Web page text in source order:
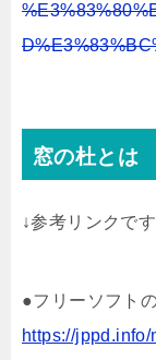
窓の杜とは
↓参考リンクです
●フリーソフト
https://jppd.info/